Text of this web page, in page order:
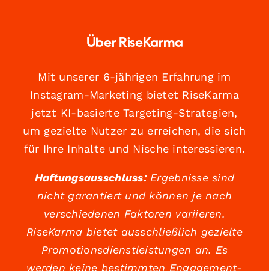
Über RiseKarma
Mit unserer 6-jährigen Erfahrung im
Instagram-Marketing bietet RiseKarma
jetzt KI-basierte Targeting-Strategien,
um gezielte Nutzer zu erreichen, die sich
für Ihre Inhalte und Nische interessieren.
Haftungsausschluss:Ergebnisse sind
nicht garantiert und können je nach
verschiedenen Faktoren variieren.
RiseKarma bietet ausschließlich gezielte
Promotionsdienstleistungen an. Es
werden keine bestimmten Engagement-